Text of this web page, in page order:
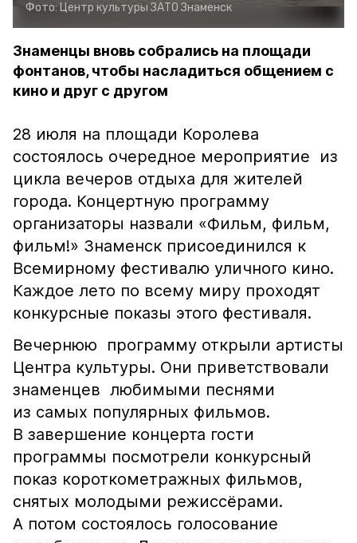
Фото: Центр культуры ЗАТО Знаменск
Знаменцы вновь собрались на площади
фонтанов, чтобы насладиться общением с
кино и друг с другом
28 июля на площади Королева
состоялось очередное мероприятие из
цикла вечеров отдыха для жителей
города. Концертную программу
организаторы назвали «Фильм, фильм,
фильм!» Знаменск присоединился к
Всемирному фестивалю уличного кино.
Каждое лето по всему миру проходят
конкурсные показы этого фестиваля.
Вечернюю программу открыли артисты
Центра культуры. Они приветствовали
знаменцев любимыми песнями
из самых популярных фильмов.
В завершение концерта гости
программы посмотрели конкурсный
показ короткометражных фильмов,
снятых молодыми режиссёрами.
А потом состоялось голосование